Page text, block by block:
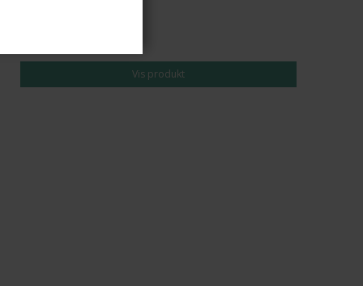
Vis produkt